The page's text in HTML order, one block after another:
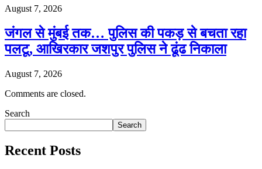
August 7, 2026
जंगल से मुंबई तक… पुलिस की पकड़ से बचता रहा
पलटू, आखिरकार जशपुर पुलिस ने ढूंढ निकाला
August 7, 2026
Comments are closed.
Search
Search
Recent Posts